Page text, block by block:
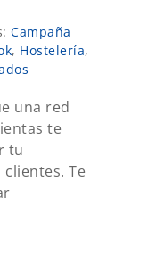
Campaña
, Hostelería,
una red
te
tu
Te